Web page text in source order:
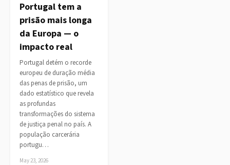
Portugal tem a
prisão mais longa
da Europa — o
impacto real
Portugal detém o recorde
europeu de duração média
das penas de prisão, um
dado estatístico que revela
as profundas
transformações do sistema
de justiça penal no país. A
população carcerária
portugu…
May 23, 2026